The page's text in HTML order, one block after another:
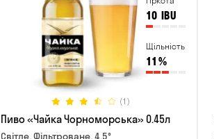
10 IBU
Щільність
11 %
(1)
Пиво «Чайка Чорноморська» 0.45л
Світле, Фільтроване, 4.5°